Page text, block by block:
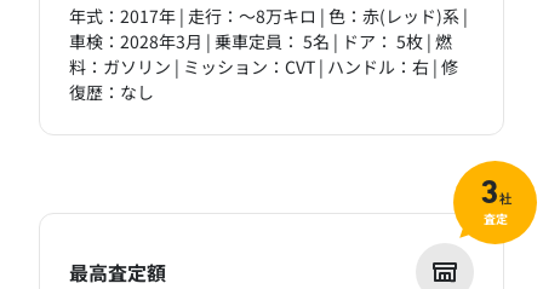
年式：2017年 | 走行：～8万キロ | 色：赤(レッド)系 |
車検：2028年3月 | 乗車定員： 5名 | ドア： 5枚 | 燃
料：ガソリン | ミッション：CVT | ハンドル：右 | 修
復歴：なし
最高査定額
3社
査定